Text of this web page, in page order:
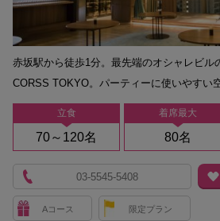
立食
70～120名
着席最大
80名
赤坂駅から徒歩1分。最先端のオシャレビル
CORSS TOKYO。パーティーに使いやすい
Aコース 限定プラン
03-5545-5408